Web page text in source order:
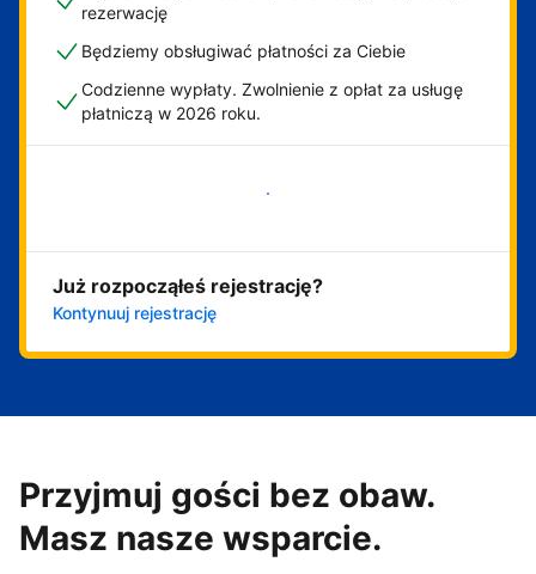
rezerwację
Będziemy obsługiwać płatności za Ciebie
Codzienne wypłaty. Zwolnienie z opłat za usługę
płatniczą w 2026 roku.
Zacznij już teraz
Już rozpocząłeś rejestrację?
Kontynuuj rejestrację
Przyjmuj gości bez obaw.
Masz nasze wsparcie.